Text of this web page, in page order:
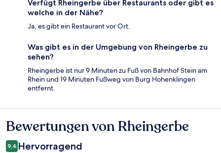
Verfügt Rheingerbe über Restaurants oder gibt es
welche in der Nähe?
Ja, es gibt ein Restaurant vor Ort.
Was gibt es in der Umgebung von Rheingerbe zu
sehen?
Rheingerbe ist nur 9 Minuten zu Fuß von Bahnhof Stein am
Rhein und 19 Minuten Fußweg von Burg Hohenklingen
entfernt.
Bewertungen
Bewertungen von Rheingerbe
9,4 Hervorragend